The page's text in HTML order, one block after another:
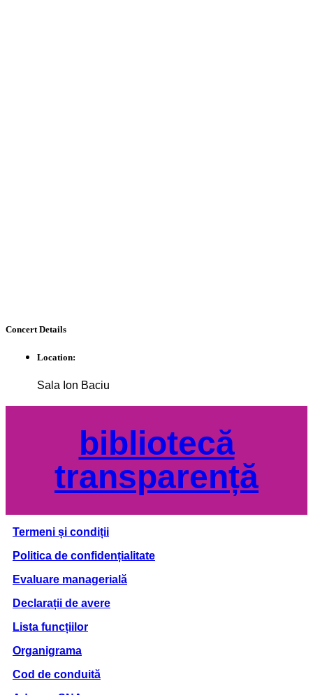
ConcertDetails
Location:
Sala Ion Baciu
bibliotecă
transparență
Termeni și condiții
Politica de confidențialitate
Evaluare managerială
Declarații de avere
Lista funcțiilor
Organigrama
Cod de conduită